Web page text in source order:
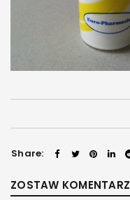
Share:
ZOSTAW KOMENTARZ